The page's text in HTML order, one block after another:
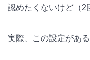
認めたくないけど（2
実際、この設定があ